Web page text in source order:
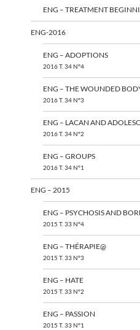
ENG – TREATMENT
ENG-2016
ENG – ADOPTIONS
2016 T. 34 N°4
ENG – THE WOUNDED
2016 T. 34 N°3
ENG – LACAN AND
2016 T. 34 N°2
ENG – GROUPS
2016 T. 34 N°1
ENG – 2015
ENG – PSYCHOSIS AND
2015 T. 33 N°4
ENG – THÉRAPIE@
2015 T. 33 N°3
ENG – HATE
2015 T. 33 N°2
ENG – PASSION
2015 T. 33 N°1